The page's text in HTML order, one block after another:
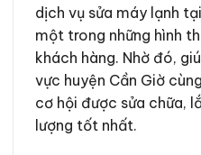
dịch vụ sửa máy lạnh
một trong những hình
khách hàng. Nhờ đó,
vực huyện Cần Giờ
cơ hội được sửa chữa,
lượng tốt nhất.